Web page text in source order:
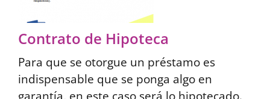
Contrato de Hipoteca
Para que se otorgue un préstamo es
indispensable que se ponga algo en